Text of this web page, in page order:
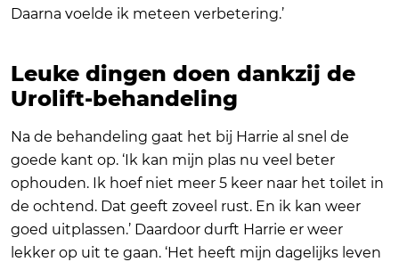
Daarna voelde ik meteen verbetering.’
Leuke dingen doen dankzij de
Urolift-behandeling
Na de behandeling gaat het bij Harrie al snel de
goede kant op. ‘Ik kan mijn plas nu veel beter
ophouden. Ik hoef niet meer 5 keer naar het toilet in
de ochtend. Dat geeft zoveel rust. En ik kan weer
goed uitplassen.’ Daardoor durft Harrie er weer
lekker op uit te gaan. ‘Het heeft mijn dagelijks leven